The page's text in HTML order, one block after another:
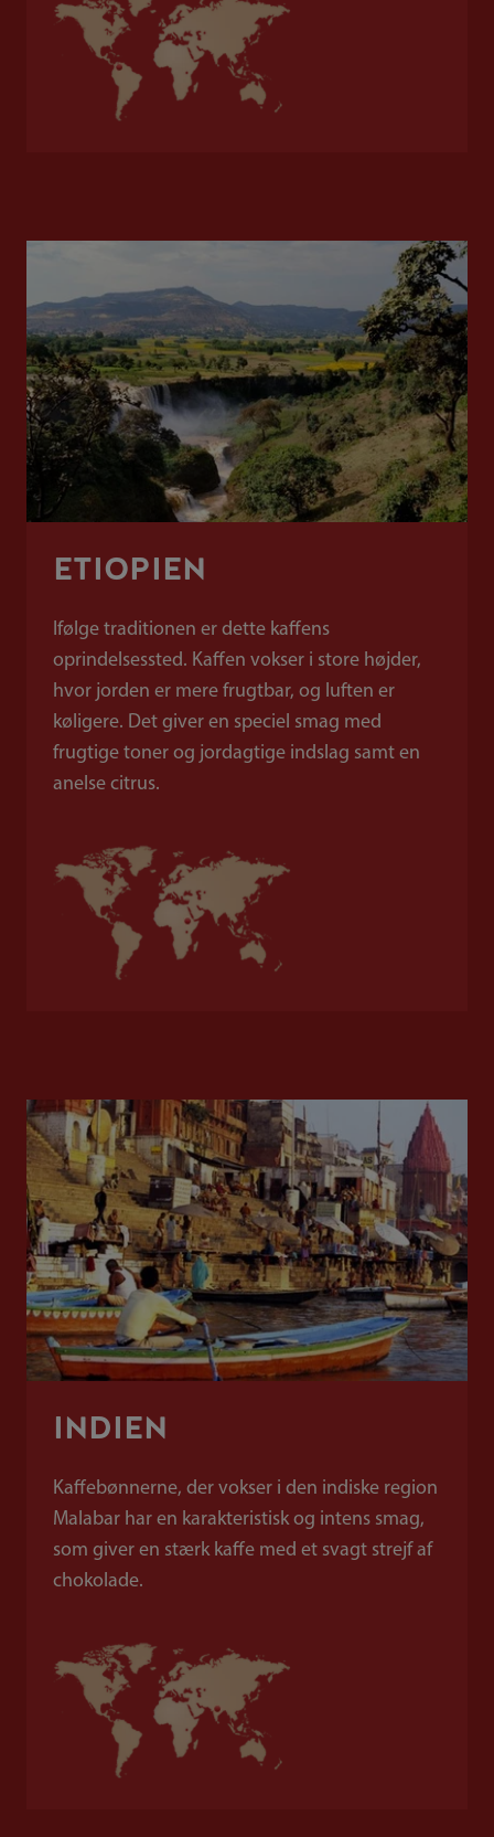
ETIOPIEN
Ifølge traditionen er dette kaffens
oprindelsessted. Kaffen vokser i store højder,
hvor jorden er mere frugtbar, og luften er
køligere. Det giver en speciel smag med
frugtige toner og jordagtige indslag samt en
anelse citrus.
INDIEN
Kaffebønnerne, der vokser i den indiske region
Malabar har en karakteristisk og intens smag,
som giver en stærk kaffe med et svagt strejf af
chokolade.